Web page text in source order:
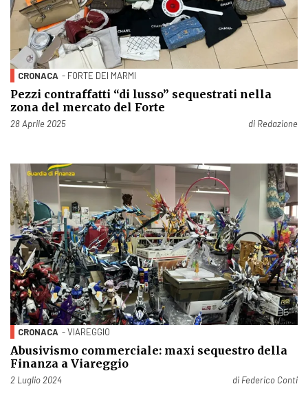
CRONACA - FORTE DEI MARMI
Pezzi contraffatti “di lusso” sequestrati nella
zona del mercato del Forte
Pubblicato il
28 Aprile 2025 di Redazione
CRONACA - VIAREGGIO
Abusivismo commerciale: maxi sequestro della
Finanza a Viareggio
Pubblicato il
2 Luglio 2024 di Federico Conti